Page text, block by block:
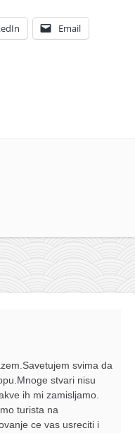
Email
svima da
stvari nisu
ih mi zamisljamo.
turista na
ce vas usreciti i